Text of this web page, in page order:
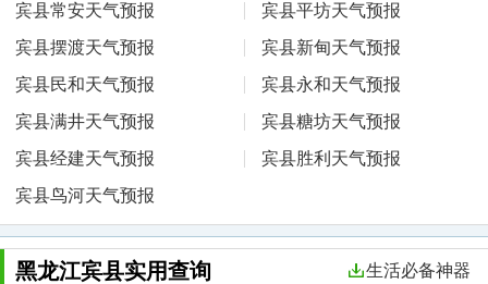
宾县常安天气预报
宾县平坊天气预报
宾县摆渡天气预报
宾县新甸天气预报
宾县民和天气预报
宾县永和天气预报
宾县满井天气预报
宾县糖坊天气预报
宾县经建天气预报
宾县胜利天气预报
宾县鸟河天气预报
黑龙江宾县实用查询 生活必备神器